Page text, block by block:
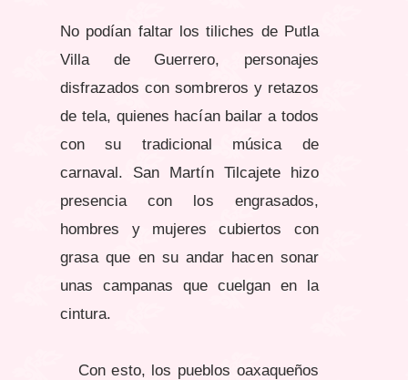
No podían faltar los tiliches de Putla
Villa de Guerrero, personajes
disfrazados con sombreros y retazos
de tela, quienes hacían bailar a todos
con su tradicional música de
carnaval. San Martín Tilcajete hizo
presencia con los engrasados,
hombres y mujeres cubiertos con
grasa que en su andar hacen sonar
unas campanas que cuelgan en la
cintura.
Con esto, los pueblos oaxaqueños